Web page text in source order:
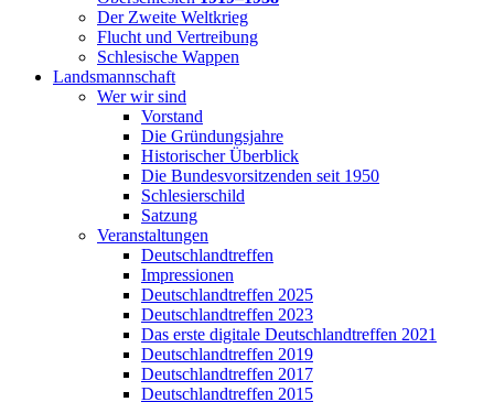
Der Zweite Weltkrieg
Flucht und Vertreibung
Schlesische Wappen
Landsmannschaft
Wer wir sind
Vorstand
Die Gründungsjahre
Historischer Überblick
Die Bundesvorsitzenden seit 1950
Schlesierschild
Satzung
Veranstaltungen
Deutschlandtreffen
Impressionen
Deutschlandtreffen 2025
Deutschlandtreffen 2023
Das erste digitale Deutschlandtreffen 2021
Deutschlandtreffen 2019
Deutschlandtreffen 2017
Deutschlandtreffen 2015